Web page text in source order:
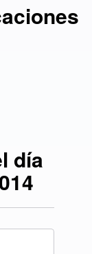
día